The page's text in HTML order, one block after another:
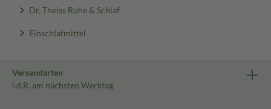
Dr. Theiss Ruhe & Schlaf
Einschlafmittel
Versandarten
i.d.R. am nächsten Werktag